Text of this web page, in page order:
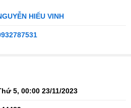
HIẾU VINH
5, 00:00 23/11/2023